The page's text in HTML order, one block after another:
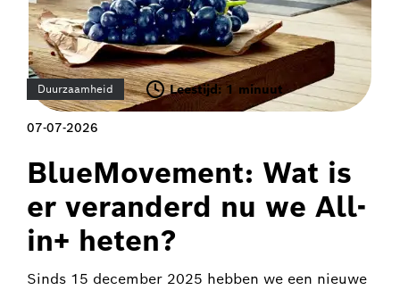
Duurzaamheid Leestijd: 1 minuut
07-07-2026
BlueMovement: Wat is
er veranderd nu we All-
in+ heten?
Sinds 15 december 2025 hebben we een nieuwe